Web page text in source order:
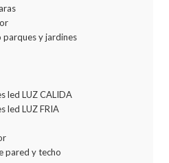
y jardines
led LUZ CALIDA
led LUZ FRIA
pared y techo